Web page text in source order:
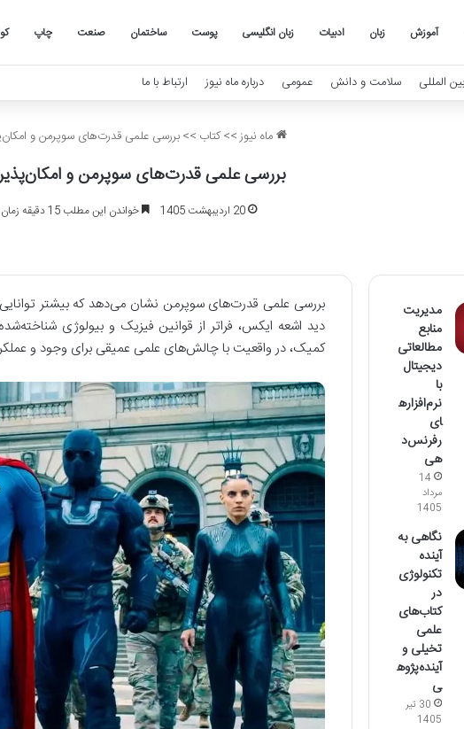
آموزش زبان ادبیات زبان انگلیسی پوست ساختمان صنعت چاپ
بین المللی سلامت و دانش عمومی درباره ماه نیوز ارتباط با ما
ماه نیوز>> کتاب >> بررسی علمی قدرت‌های سوپرمن و
بررسی علمی قدرت‌های سوپرمن و
20 اردیبهشت 1405 خواندن این مطلب 15 دقیقه زمان میبرد
بررسی علمی قدرت‌های سوپرمن نشان می‌دهد که بیشتر
دید اشعه ایکس، فراتر از قوانین فیزیک و بیولوژی
کمیک، در واقعیت با چالش‌های علمی عمیقی برای وجود و
مدیریت
منابع
مطالعاتی
دیجیتال
با
نرم‌افزاره
ای
رفرنس‌د
هی
14
مرداد
1405
نگاهی به
آینده
تکنولوژی
در
کتاب‌های
علمی
تخیلی و
آینده‌پژوه
ی
30 تیر
1405